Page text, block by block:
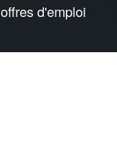
offres d'emploi